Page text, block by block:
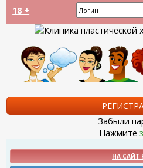
18 +
Забыли
Нажмите
НА САЙТ